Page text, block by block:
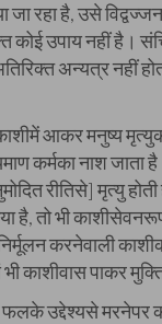
रहा है, उसे
उपाय नहीं है।
अन्यत्र नहीं
आकर मनुष्य
कर्मका नाश जाता है
रीतिसे] मृत्यु होती
है, तो भी
करनेवाली
काशीवास पाकर
फलके उद्देश्यसे मरनेपर